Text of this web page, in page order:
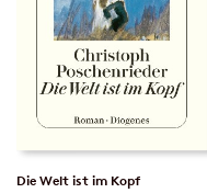
Die Welt ist im Kopf